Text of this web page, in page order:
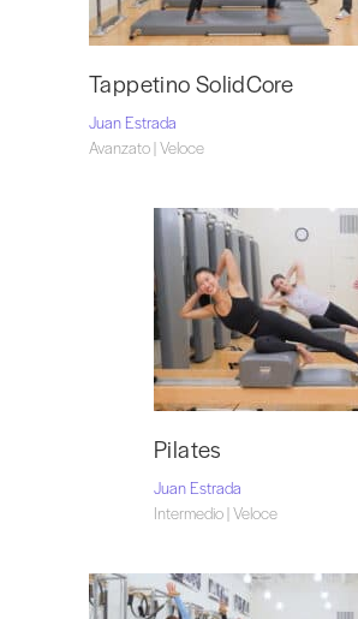
Tappetino SolidCore
Juan Estrada
Avanzato | Veloce
Pilates
Juan Estrada
Intermedio | Veloce